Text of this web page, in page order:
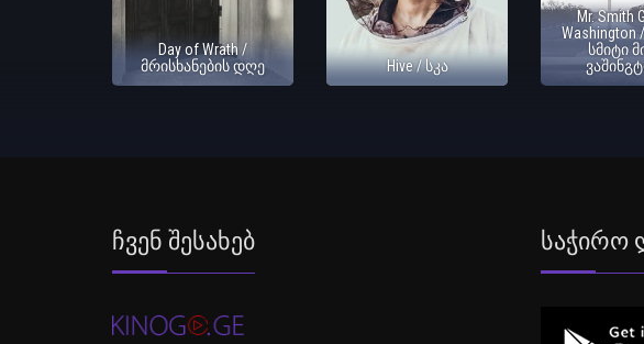
Day of Wrath /
მრისხანების დღე
Hive / სკა
Mr. Smith
Washington
სმიტი
Ჩვენ Შესახებ Საჭირო